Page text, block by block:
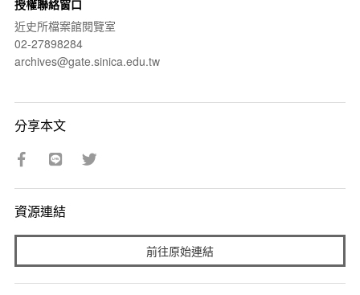
授權聯絡窗口
近史所檔案館閱覽室
02-27898284
archives@gate.sinica.edu.tw
分享本文
資源連結
前往原始連結